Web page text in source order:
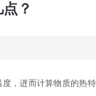
？
，进而计算物质的热